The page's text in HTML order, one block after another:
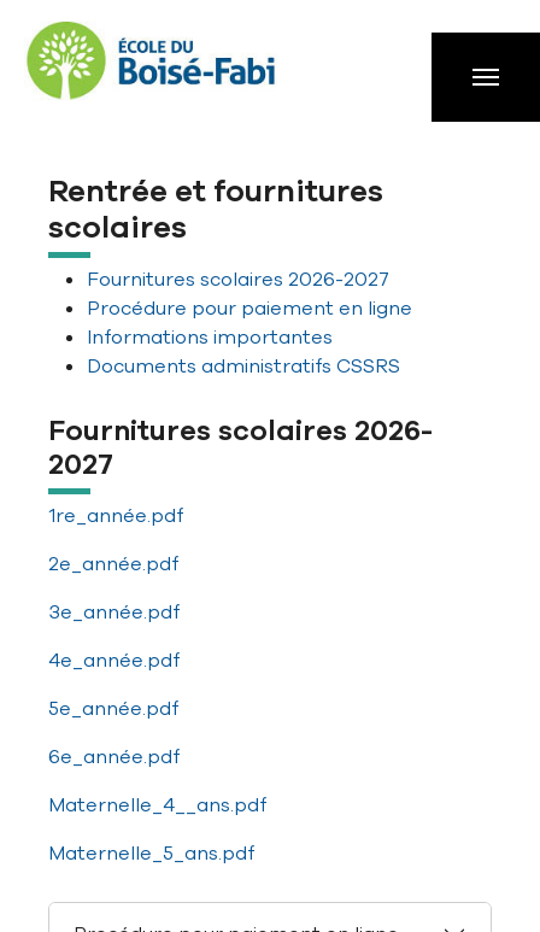
Rentrée et fournitures
scolaires
Fournitures scolaires 2026-2027
Procédure pour paiement en ligne
Informations importantes
Documents administratifs CSSRS
Fournitures scolaires 2026-
2027
1re_année.pdf
2e_année.pdf
3e_année.pdf
4e_année.pdf
5e_année.pdf
6e_année.pdf
Maternelle_4__ans.pdf
Maternelle_5_ans.pdf